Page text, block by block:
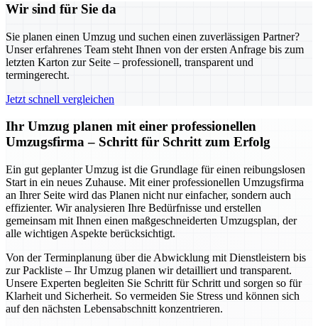
Wir sind für Sie da
Sie planen einen Umzug und suchen einen zuverlässigen Partner?
Unser erfahrenes Team steht Ihnen von der ersten Anfrage bis zum
letzten Karton zur Seite – professionell, transparent und
termingerecht.
Jetzt schnell vergleichen
Ihr Umzug planen mit einer professionellen
Umzugsfirma – Schritt für Schritt zum Erfolg
Ein gut geplanter Umzug ist die Grundlage für einen reibungslosen
Start in ein neues Zuhause. Mit einer professionellen Umzugsfirma
an Ihrer Seite wird das Planen nicht nur einfacher, sondern auch
effizienter. Wir analysieren Ihre Bedürfnisse und erstellen
gemeinsam mit Ihnen einen maßgeschneiderten Umzugsplan, der
alle wichtigen Aspekte berücksichtigt.
Von der Terminplanung über die Abwicklung mit Dienstleistern bis
zur Packliste – Ihr Umzug planen wir detailliert und transparent.
Unsere Experten begleiten Sie Schritt für Schritt und sorgen so für
Klarheit und Sicherheit. So vermeiden Sie Stress und können sich
auf den nächsten Lebensabschnitt konzentrieren.